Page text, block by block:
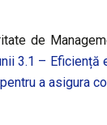
de
3.1 –
a